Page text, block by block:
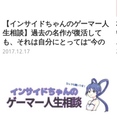
【インサイドちゃんのゲーマー人
生相談】過去の名作が復活して
も、それは自分にとっては“今の
ゲーム”という悩み
2017.12.17